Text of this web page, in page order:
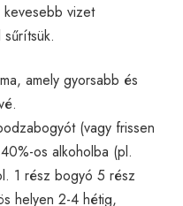
vizet
amely gyorsabb és
(vagy frissen
os alkoholba (pl.
1 rész bogyó 5 rész
helyen 2-4 hétig,